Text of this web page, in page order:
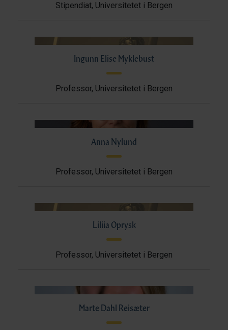
Stipendiat, Universitetet i Bergen
Ingunn Elise Myklebust
Professor, Universitetet i Bergen
Anna Nylund
Professor, Universitetet i Bergen
Liliia Oprysk
Professor, Universitetet i Bergen
Marte Dahl Reisæter